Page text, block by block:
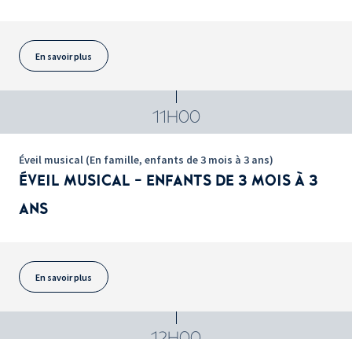
En savoir plus
11H00
Éveil musical (En famille, enfants de 3 mois à 3 ans)
ÉVEIL MUSICAL - ENFANTS DE 3 MOIS À 3
ANS
En savoir plus